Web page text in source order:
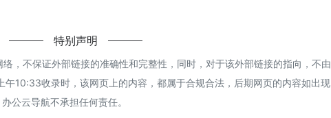
特别声明
，不保证外部链接的准确性和完整性，同时，对于该外部链接的指向，不由
10:33收录时，该网页上的内容，都属于合规合法，后期网页的内容如出现
公云导航不承担任何责任。